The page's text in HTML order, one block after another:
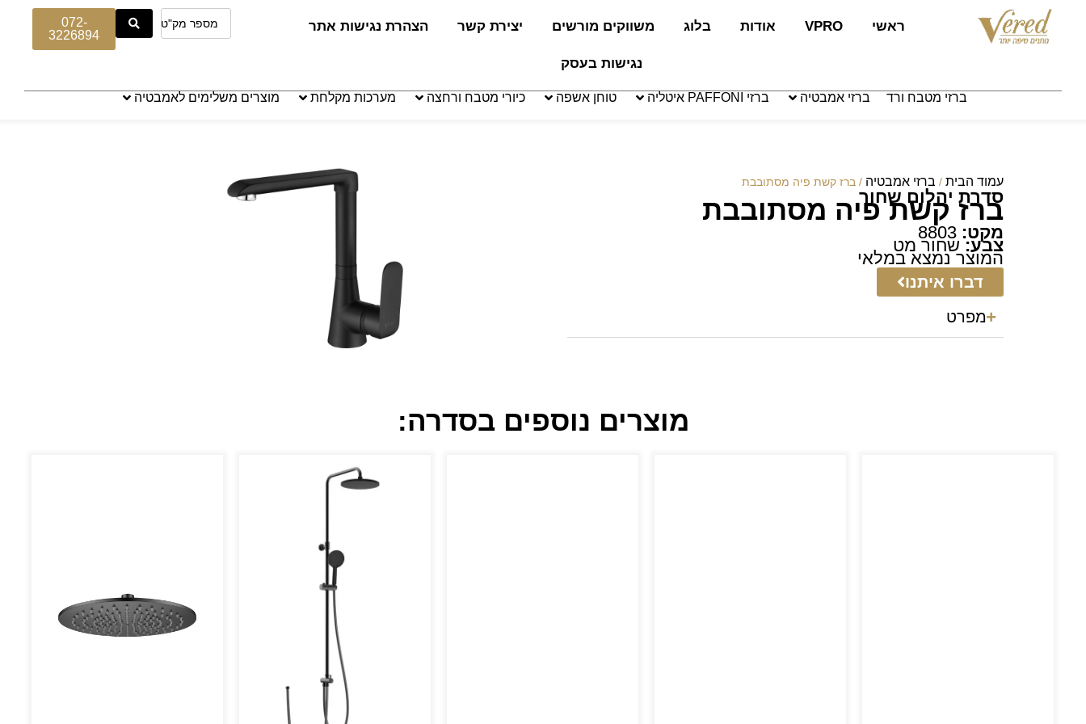
ראשי VPRO אודות בלוג משווקים מורשים יצירת קשר הצהרת נגישות אתר
נגישות בעסק
072-
3226894
ברזי מטבח ורד ברזי אמבטיה ברזי PAFFONI איטליה טוחן אשפה כיורי מטבח ורחצה מערכות מקלחת מוצרים משלימים לאמבטיה
עמוד הבית / ברזי אמבטיה / ברז קשת פיה מסתובבת
סדרת יהלום שחור
ברז קשת פיה מסתובבת
מקט:
צבע:שחור מט
המוצר נמצא במלאי
דברו איתנו
מפרט
מוצרים נוספים בסדרה: